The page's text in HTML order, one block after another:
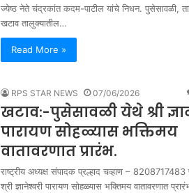
ज्येष्ठ नेते चंद्रकांत कदम-पाटील यांचे निधन. पुसेसावळी,
खटाव तालुक्यातील…
Read More »
RPS STAR NEWS 07/06/2026
खटाव:-पुसेसावळी येथे श्री
पारायण सोहळ्यास भक्तिमय
वातावरणात प्रारंभ.
राष्ट्रीय अध्यक्ष संपादक प्रल्हाद चव्हाण –
श्री ज्ञानेश्वरी पारायण सोहळ्यास भक्तिमय वातावरणात